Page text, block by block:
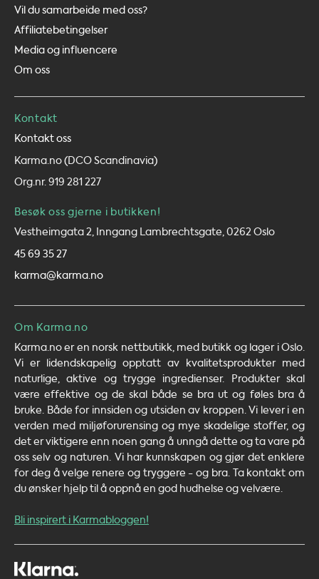
Vil du samarbeide med oss?
Affiliatebetingelser
Media og influencere
Om oss
Kontakt
Kontakt oss
Karma.no (DCO Scandinavia)
Org.nr. 919 281 227
Besøk oss gjerne i butikken!
Vestheimgata 2, Inngang Lambrechtsgate, 0262 Oslo
45 69 35 27
karma@karma.no
Om Karma.no
Karma.no er en norsk nettbutikk, med butikk og lager i Oslo.
Vi er lidendskapelig opptatt av kvalitetsprodukter med
naturlige, aktive og trygge ingredienser. Produkter skal
være effektive og de skal både se bra ut og føles bra å
bruke. Både for innsiden og utsiden av kroppen. Vi lever i en
verden med miljøforurensing og mye skadelige stoffer, og
det er viktigere enn noen gang å unngå dette og ta vare på
oss selv og naturen. Vi har kunnskapen og gjør det enklere
for deg å velge renere og tryggere - og bra. Ta kontakt om
du ønsker hjelp til å oppnå en god hudhelse og velvære.
Bli inspirert i Karmabloggen!